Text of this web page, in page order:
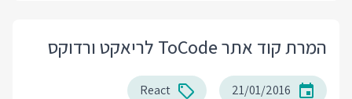
המרת קוד אתר ToCode לריאקט ורדוקס
21/01/2016
React